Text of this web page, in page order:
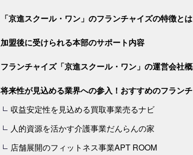
「京進スクール・ワン」のフランチャイズの特徴とは
加盟後に受けられる本部のサポート内容
フランチャイズ「京進スクール・ワン」の運営会社
将来性が見込める業界への参入！おすすめのフラン
収益安定性を見込める買取事業売るナビ
人的資源を活かす介護事業だんらんの家
店舗展開のフィットネス事業APT ROOM